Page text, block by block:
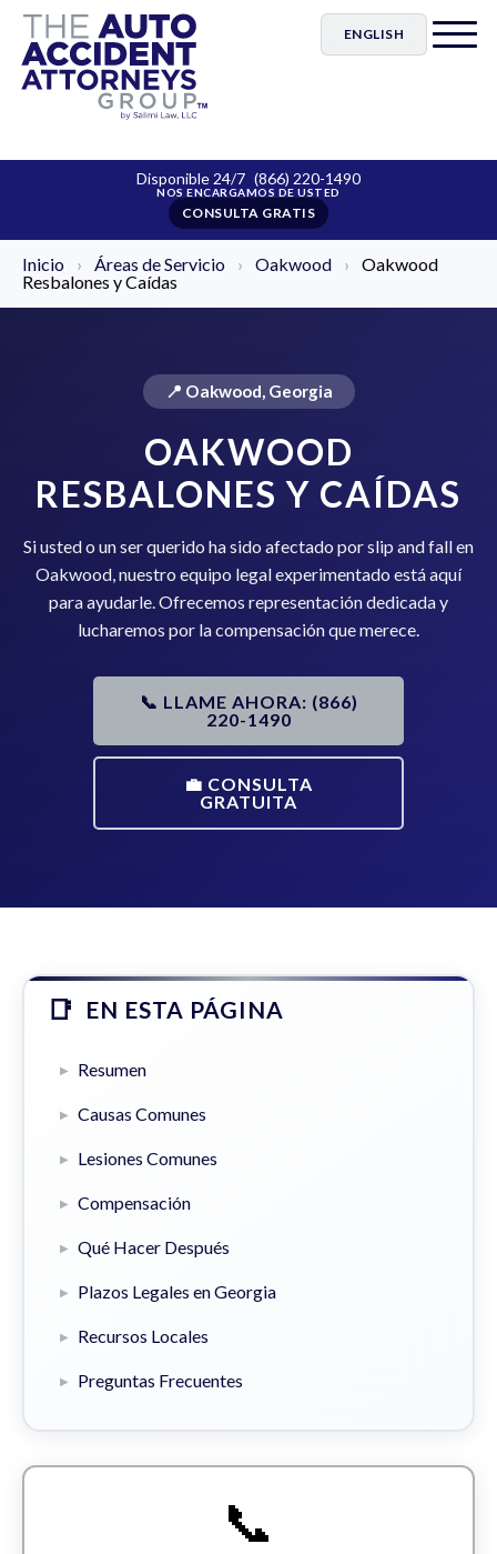
ENGLISH
Disponible 24/7 (866) 220-1490
CONSULTA GRATIS
Inicio › Áreas de Servicio › Oakwood ›
Oakwood
Resbalones y Caídas
📍 Oakwood, Georgia
OAKWOOD
RESBALONES Y CAÍDAS
Si usted o un ser querido ha sido afectado por slip and fall en
Oakwood, nuestro equipo legal experimentado está aquí
para ayudarle. Ofrecemos representación dedicada y
lucharemos por la compensación que merece.
📞 LLAME AHORA: (866)
220-1490
💼 CONSULTA
GRATUITA
EN ESTA PÁGINA
Resumen
Causas Comunes
Lesiones Comunes
Compensación
Qué Hacer Después
Plazos Legales en Georgia
Recursos Locales
Preguntas Frecuentes
📞